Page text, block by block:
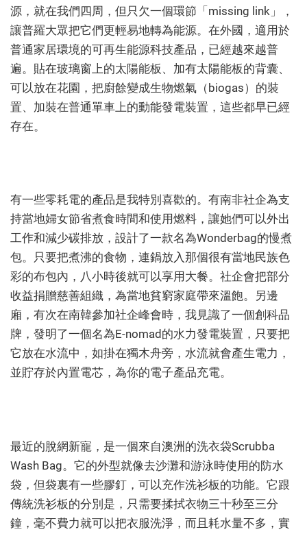
源，就在我們四周，但只欠一個環節「missing link」，
讓普羅大眾把它們更輕易地轉為能源。在外國，適用於
普通家居環境的可再生能源科技產品，已經越來越普
遍。貼在玻璃窗上的太陽能板、加有太陽能板的背囊、
可以放在花園，把廚餘變成生物燃氣（biogas）的裝
置、加裝在普通單車上的動能發電裝置，這些都早已經
存在。
有一些零耗電的產品是我特別喜歡的。有南非社企為支
持當地婦女節省煮食時間和使用燃料，讓她們可以外出
工作和減少碳排放，設計了一款名為Wonderbag的慢煮
包。只要把煮沸的食物，連鍋放入那個很有當地民族色
彩的布包內，八小時後就可以享用大餐。社企會把部分
收益捐贈慈善組織，為當地貧窮家庭帶來溫飽。另邊
廂，有次在南韓參加社企峰會時，我見識了一個創科品
牌，發明了一個名為E-nomad的水力發電裝置，只要把
它放在水流中，如掛在獨木舟旁，水流就會產生電力，
並貯存於內置電芯，為你的電子產品充電。
最近的脫網新寵，是一個來自澳洲的洗衣袋Scrubba
Wash Bag。它的外型就像去沙灘和游泳時使用的防水
袋，但袋裏有一些膠釘，可以充作洗衫板的功能。它跟
傳統洗衫板的分別是，只需要揉拭衣物三十秒至三分
鐘，毫不費力就可以把衣服洗淨，而且耗水量不多，實